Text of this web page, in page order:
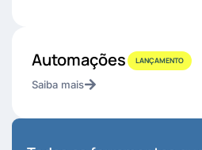
Automações LANÇAMENTO
Saiba mais